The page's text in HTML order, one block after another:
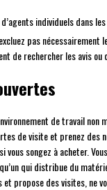
individuels dans
pas
de rechercher les avis
de travail non
de visite et prenez des
songez à acheter.
qui distribue du
propose des visites, ne